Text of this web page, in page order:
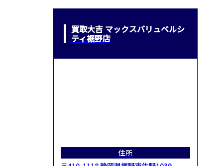
買取大吉 マックスバリュベルシ
ティ裾野店
住所